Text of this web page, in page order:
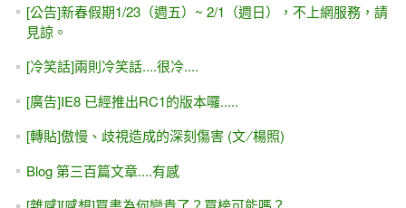
[公告]新春假期1/23（週五）~ 2/1（週日），不上網服務，請
見諒。
[冷笑話]兩則冷笑話....很冷....
[廣告]IE8 已經推出RC1的版本囉.....
[轉貼]傲慢、歧視造成的深刻傷害 (文 ∕ 楊照)
Blog 第三百篇文章....有感